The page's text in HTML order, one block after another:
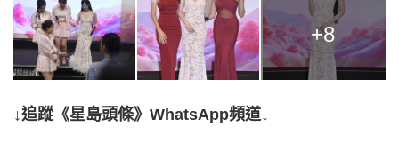
+8
↓追蹤《星島頭條》WhatsApp頻道↓